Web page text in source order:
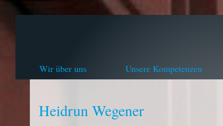
Wir über uns Unsere Kompetenzen
Heidrun Wegener